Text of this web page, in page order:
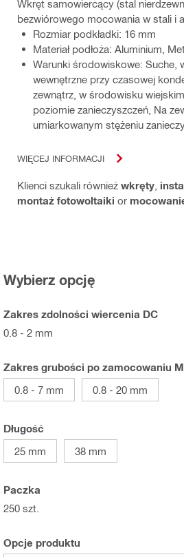
Wkręt samowiercący (stal
bezwiórowego mocowania w stali i
Rozmiar podkładki: 16 mm
Materiał podłoża: Aluminium,
Warunki środowiskowe: Suche,
wewnętrzne przy czasowej
zewnątrz, w środowisku
poziomie zanieczyszczeń, Na
umiarkowanym stężeniu
WIĘCEJ INFORMACJI
Klienci szukali również wkręty
montaż fotowoltaiki or
Wybierz opcję
Zakres zdolności wiercenia DC
0.8 - 2 mm
Zakres grubości po zamocowaniu
0.8 - 7 mm
0.8 - 20 mm
Długość
25 mm
38 mm
Paczka
250 szt.
Opcje produktu